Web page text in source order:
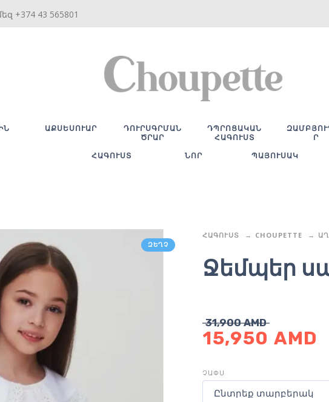
+374 43 565801
ԱՔՍԵՍՈՒԱՐ
ԴՈՒՐՍԳՐՄԱՆ
ԾՐԱՐ
ԴՊՐՈՑԱԿԱՆ
ՀԱԳՈՒՍՏ
Ր
ՀԱԳՈՒՍՏ ՆՈՐ ՊԱՅՈՒՍԱԿ
ԶԵՂՉ
ՀԱԳՈՒՍՏ CHOUPETTE
Ջեմպեր
31,900AMD
15,950 AMD
ՉԱՓՍ
Ընտրեք տարբերակ